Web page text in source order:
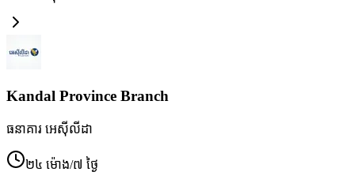
Kandal Province Branch
ធនាគារ អេស៊ីលីដា
២៤ ម៉ោង/៧ ថ្ងៃ